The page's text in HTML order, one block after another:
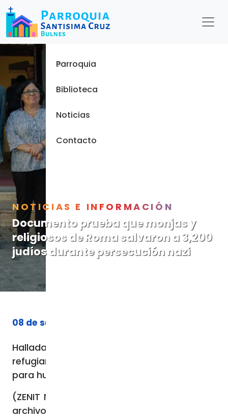
NOTICIAS E INFORMACIÓN
Documento prueba que monjas y
religiosos de Roma salvaron a 3,200
judíos durante persecución nazi
08 de septiembre de 2023
Halladas listas de personas que se
refugiaron en institutos religiosos de Roma
para huir de persecución nazi-fascista
(ZENIT Noticias / Roma, 07.09.2023).- En los
archivos del Pontificio Instituto Bíblico de
Menu
Inicio
Parroquia
Biblioteca
Noticias
Contacto